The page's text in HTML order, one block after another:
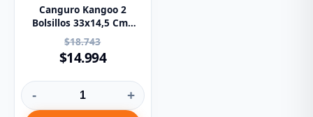
Canguro Kangoo 2
Bolsillos 33x14,5 Cms
Negro
$18.743
$14.994
- +